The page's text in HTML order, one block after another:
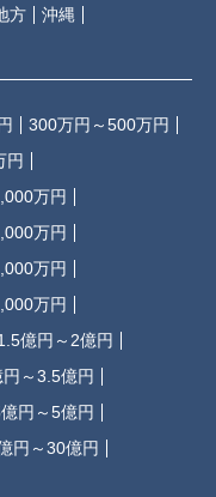
方 沖縄
300万円～500万円
円
万円
万円
万円
万円
億円～2億円
～3.5億円
円～5億円
円～30億円